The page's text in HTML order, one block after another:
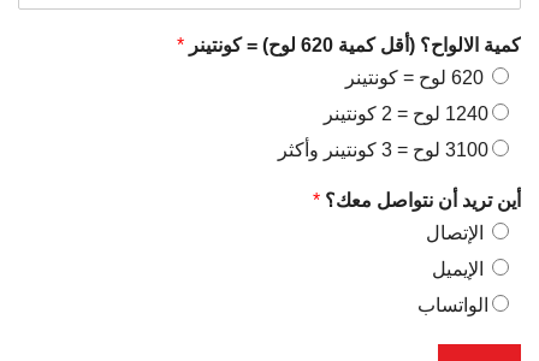
كمية الالواح؟ (أقل كمية 620 لوح) = كونتينر
*
1240 لوح = 2 كونتينر
3100 لوح = 3 كونتينر وأكثر
أين تريد أن نتواصل معك؟ *
الإتصال
الإيميل
الواتساب